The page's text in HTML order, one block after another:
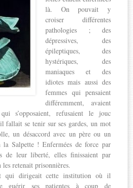
là. On pouvait y
croiser différentes
pathologies ; des
dépressives, des
épileptiques, des
hystériques, des
maniaques et des
idiotes mais aussi des
femmes qui pensaient
différemment, avaient
s’opposaient, refusaient le jouc
fallait se tenir sur ses gardes, un mot
un désaccord avec un père ou un
Salpette ! Enfermées de force par
de leur liberté, elles finissaient par
retenait prisonnières.
qui dirigeait cette institution où il
guérir ses patientes à coup de